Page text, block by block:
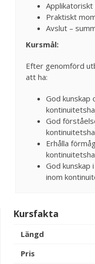
Applikatoriskt
Praktiskt
Avslut –
Kursmål:
Efter genomförd
att ha:
God kunskap
God
Erhålla
God kunskap
inom
Kursfakta
Längd
Pris